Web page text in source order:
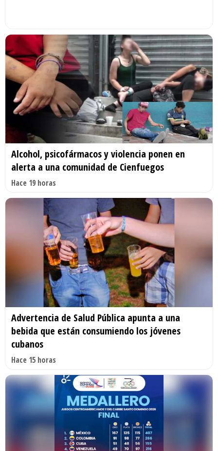
Alcohol, psicofármacos y violencia ponen en
alerta a una comunidad de Cienfuegos
Hace 19 horas
Advertencia de Salud Pública apunta a una
bebida que están consumiendo los jóvenes
cubanos
Hace 15 horas